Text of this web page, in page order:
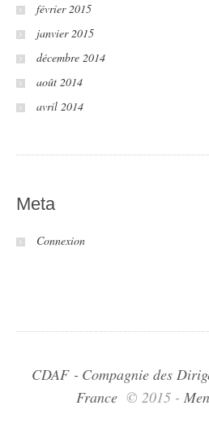
février 2015
janvier 2015
décembre 2014
août 2014
avril 2014
Meta
Connexion
CDAF ‑ Compagnie des
France © 2015 -